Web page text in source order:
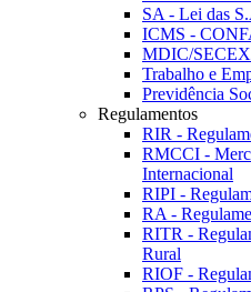
SA - Lei das
ICMS -
MDIC/
Trabalho e
Previdência
Regulamentos
RIR -
RMCCI -
Internacional
RIPI -
RA -
RITR -
Rural
RIOF -